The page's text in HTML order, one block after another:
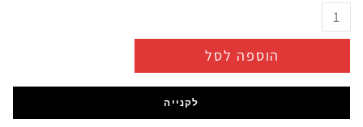
הוספה לסל
לקנייה